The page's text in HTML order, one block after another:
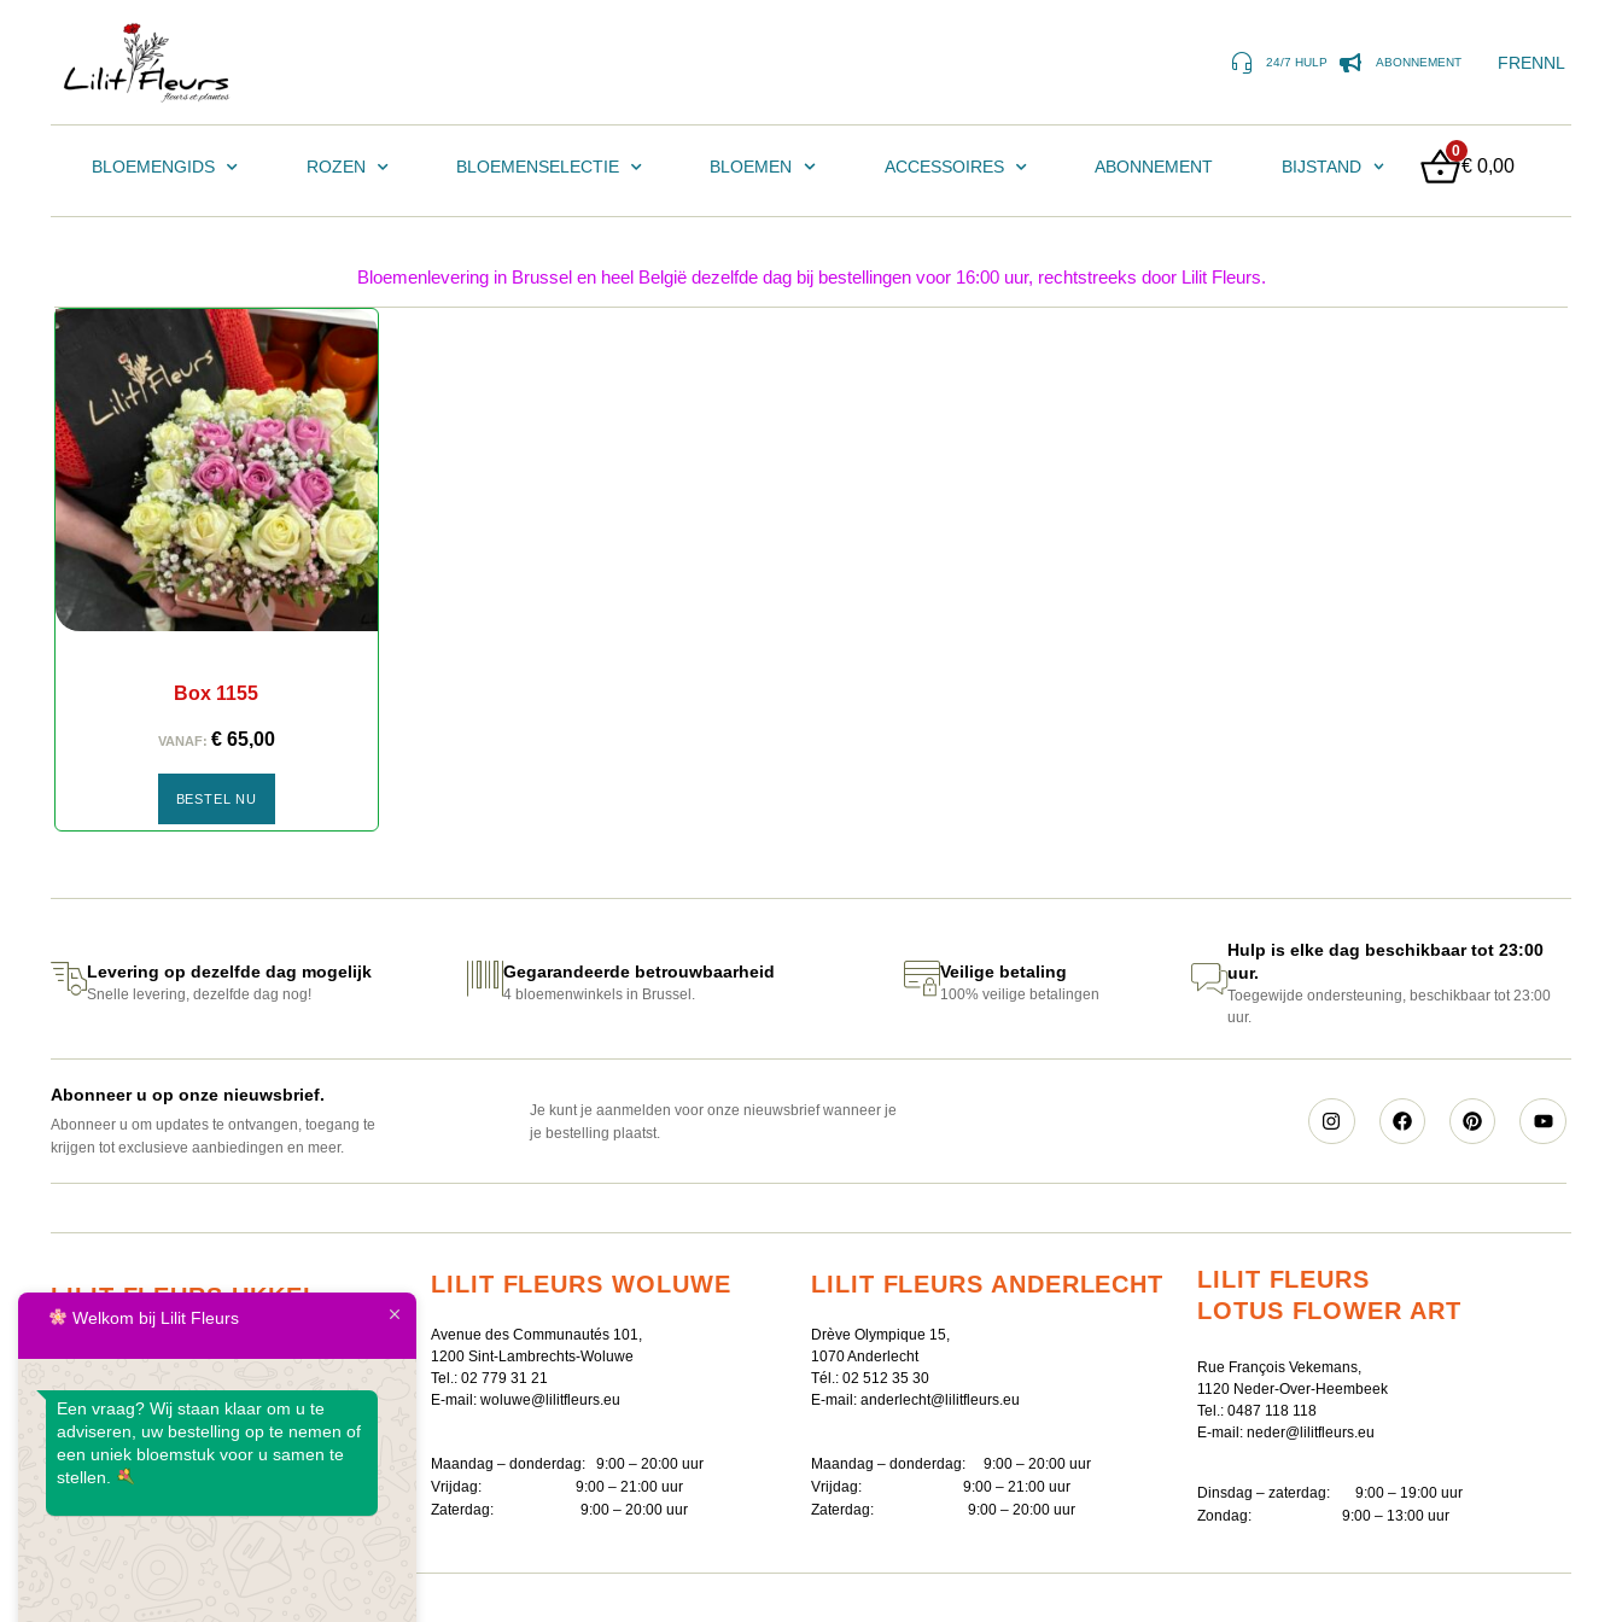
24/7 HULP ABONNEMENT FRENNL
BLOEMENGIDS ROZEN BLOEMENSELECTIE BLOEMEN ACCESSOIRES ABONNEMENT BIJSTAND
0
€0,00
Bloemenlevering in Brussel en heel België dezelfde dag bij bestellingen voor 16:00 uur, rechtstreeks door Lilit Fleurs.
Box 1155
VANAF: €65,00
BESTEL NU
Levering op dezelfde dag mogelijk
Snelle levering, dezelfde dag nog!
Gegarandeerde betrouwbaarheid
4 bloemenwinkels in Brussel.
Veilige betaling
100% veilige betalingen
Hulp is elke dag beschikbaar tot 23:00
uur.
Toegewijde ondersteuning, beschikbaar tot 23:00
uur.
Abonneer u op onze nieuwsbrief.
Abonneer u om updates te ontvangen, toegang te
krijgen tot exclusieve aanbiedingen en meer.
Je kunt je aanmelden voor onze nieuwsbrief wanneer je
je bestelling plaatst.
LILIT FLEURS UKKEL
Tel.:02 376 78 28
E-mail:uccle@lilitfleurs.eu
Maandag – zaterdag: 9:00 – 20:00 uur
LILIT FLEURS WOLUWE
Avenue des Communautés 101,
1200 Sint-Lambrechts-Woluwe
Tel.: 02 779 31 21
E-mail: woluwe@lilitfleurs.eu
Maandag – donderdag: 9:00 – 20:00 uur
Vrijdag: 9:00 – 21:00 uur
Zaterdag: 9:00 – 20:00 uur
LILIT FLEURS ANDERLECHT
Drève Olympique 15,
1070 Anderlecht
Tél.: 02 512 35 30
E-mail: anderlecht@lilitfleurs.eu
Maandag – donderdag: 9:00 – 20:00 uur
Vrijdag: 9:00 – 21:00 uur
Zaterdag: 9:00 – 20:00 uur
LILIT FLEURS
LOTUS FLOWER ART
Rue François Vekemans,
1120 Neder-Over-Heembeek
Tel.: 0487 118 118
E-mail: neder@lilitfleurs.eu
Dinsdag – zaterdag: 9:00 – 19:00 uur
Zondag: 9:00 – 13:00 uur
Welkom bij Lilit Fleurs
Een vraag? Wij staan klaar om u te
adviseren, uw bestelling op te nemen of
een uniek bloemstuk voor u samen te
stellen.